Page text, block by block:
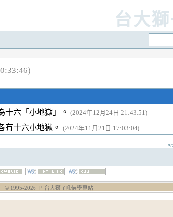
台大
十六「小地獄」。 (2024年12月24日 21:43:51)
有十六小地獄。 (2024年11月21日 17:03:04)
© 1995-2026 卍 台大獅子吼佛學專站